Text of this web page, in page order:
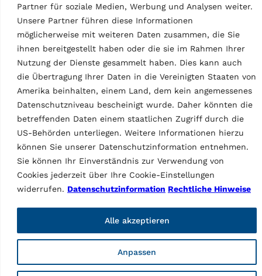
Partner für soziale Medien, Werbung und Analysen weiter.
Unsere Partner führen diese Informationen
möglicherweise mit weiteren Daten zusammen, die Sie
ihnen bereitgestellt haben oder die sie im Rahmen Ihrer
Nutzung der Dienste gesammelt haben. Dies kann auch
die Übertragung Ihrer Daten in die Vereinigten Staaten von
Amerika beinhalten, einem Land, dem kein angemessenes
Datenschutzniveau bescheinigt wurde. Daher könnten die
betreffenden Daten einem staatlichen Zugriff durch die
US-Behörden unterliegen. Weitere Informationen hierzu
können Sie unserer Datenschutzinformation entnehmen.
Sie können Ihr Einverständnis zur Verwendung von
Cookies jederzeit über Ihre Cookie-Einstellungen
widerrufen. Datenschutzinformation Rechtliche Hinweise
Anpassen
Alle akzeptieren
Verhaltenskodex
Whistleblowing
Allgemeine Geschäftsbedingungen Einkauf
Allgemeine Geschäftsbedingungen Verkauf
Verhaltenskodex für Lieferanten
Transparenz in den Lieferketten
Verpackungsentsorgung
Produkte
Lifts
Wheel service
Accessories lifts
Accessories wheel service
Facebook